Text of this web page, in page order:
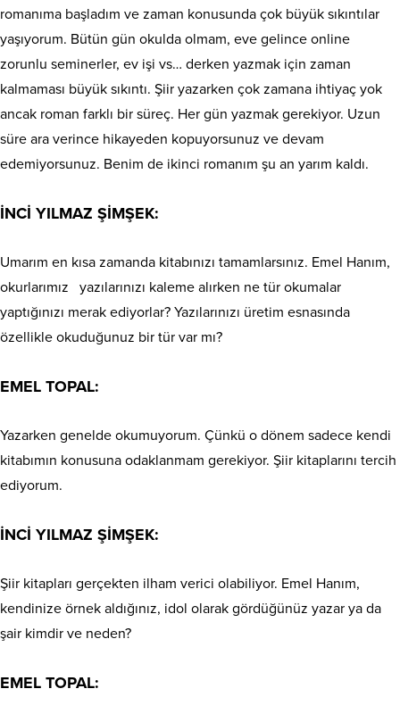
romanıma başladım ve zaman konusunda çok büyük sıkıntılar
yaşıyorum. Bütün gün okulda olmam, eve gelince online
zorunlu seminerler, ev işi vs… derken yazmak için zaman
kalmaması büyük sıkıntı. Şiir yazarken çok zamana ihtiyaç yok
ancak roman farklı bir süreç. Her gün yazmak gerekiyor. Uzun
süre ara verince hikayeden kopuyorsunuz ve devam
edemiyorsunuz. Benim de ikinci romanım şu an yarım kaldı.
İNCİ YILMAZ ŞİMŞEK:
Umarım en kısa zamanda kitabınızı tamamlarsınız. Emel Hanım,
okurlarımız
yazılarınızı kaleme alırken ne tür okumalar
yaptığınızı merak ediyorlar? Yazılarınızı üretim esnasında
özellikle okuduğunuz bir tür var mı?
EMEL TOPAL:
Yazarken genelde okumuyorum. Çünkü o dönem sadece kendi
kitabımın konusuna odaklanmam gerekiyor. Şiir kitaplarını tercih
ediyorum.
İNCİ YILMAZ ŞİMŞEK:
Şiir kitapları gerçekten ilham verici olabiliyor. Emel Hanım,
kendinize örnek aldığınız, idol olarak gördüğünüz yazar ya da
şair kimdir ve neden?
EMEL TOPAL: